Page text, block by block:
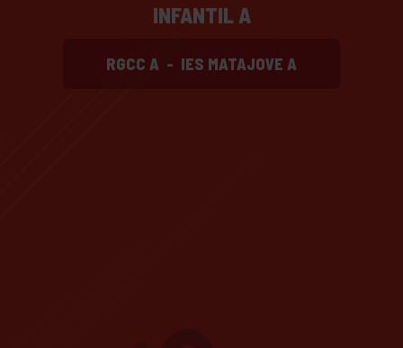
INFANTIL A
RGCC A - IES MATAJOVE A